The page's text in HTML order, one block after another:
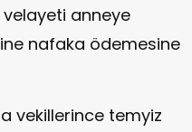
velayeti anneye
nafaka ödemesine
vekillerince temyiz